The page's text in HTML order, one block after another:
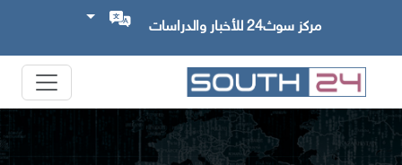
مركز سوث24 للأخبار والدراسات